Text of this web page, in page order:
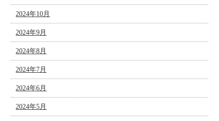
2024年10月
2024年9月
2024年8月
2024年7月
2024年6月
2024年5月